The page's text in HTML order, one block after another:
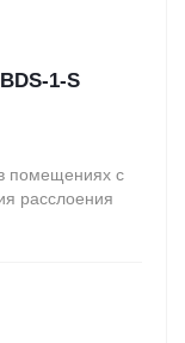
1-S
помещениях с
расслоения